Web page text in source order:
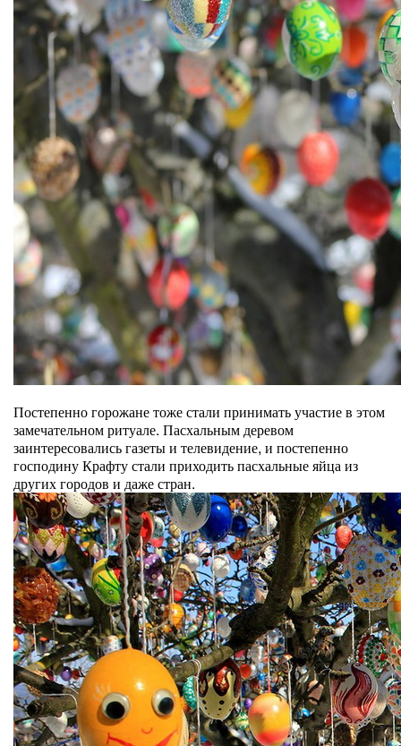
Постепенно горожане тоже стали принимать участие в этом
замечательном ритуале. Пасхальным деревом
заинтересовались газеты и телевидение, и постепенно
господину Крафту стали приходить пасхальные яйца из
других городов и даже стран.